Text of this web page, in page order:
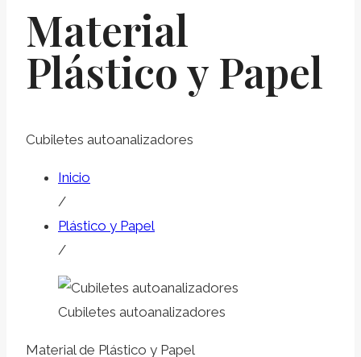
Material
Plástico y Papel
Cubiletes autoanalizadores
Inicio
/
Plástico y Papel
/
Cubiletes autoanalizadores
Material de Plástico y Papel